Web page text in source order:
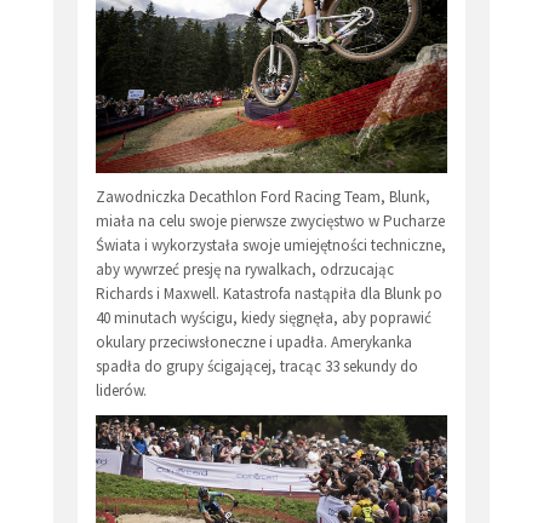
Zawodniczka Decathlon Ford Racing Team, Blunk,
miała na celu swoje pierwsze zwycięstwo w Pucharze
Świata i wykorzystała swoje umiejętności techniczne,
aby wywrzeć presję na rywalkach, odrzucając
Richards i Maxwell. Katastrofa nastąpiła dla Blunk po
40 minutach wyścigu, kiedy sięgnęła, aby poprawić
okulary przeciwsłoneczne i upadła. Amerykanka
spadła do grupy ścigającej, tracąc 33 sekundy do
liderów.